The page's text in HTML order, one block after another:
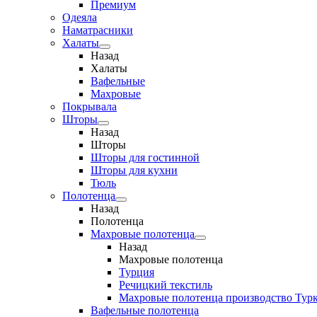
Премиум
Одеяла
Наматрасники
Халаты
Назад
Халаты
Вафельные
Махровые
Покрывала
Шторы
Назад
Шторы
Шторы для гостинной
Шторы для кухни
Тюль
Полотенца
Назад
Полотенца
Махровые полотенца
Назад
Махровые полотенца
Турция
Речицкий текстиль
Махровые полотенца производство
Вафельные полотенца